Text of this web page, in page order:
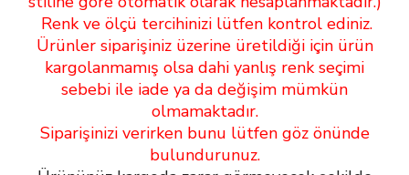
Renk ve ölçü tercihinizi lütfen kontrol ediniz.
Ürünler siparişiniz üzerine üretildiği için ürün
kargolanmamış olsa dahi yanlış renk seçimi
sebebi ile iade ya da değişim mümkün
olmamaktadır.
Siparişinizi verirken bunu lütfen göz önünde
bulundurunuz.